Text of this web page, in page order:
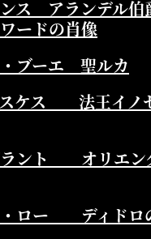
ス アランデル伯
ードの肖像
ブーエ 聖ルカ
スケス 法王イノ
ラント オリエン
・ロー ディドロ